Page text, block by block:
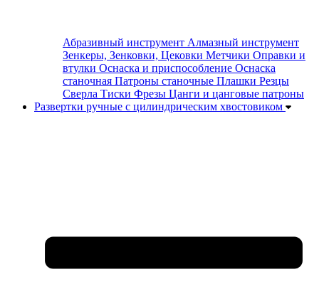
Абразивный инструмент Алмазный инструмент
Зенкеры, Зенковки, Цековки Метчики Оправки и
втулки Оснаска и приспособление Оснаска
станочная Патроны станочные Плашки Резцы
Сверла Тиски Фрезы Цанги и цанговые патроны
Развертки ручные с цилиндрическим хвостовиком